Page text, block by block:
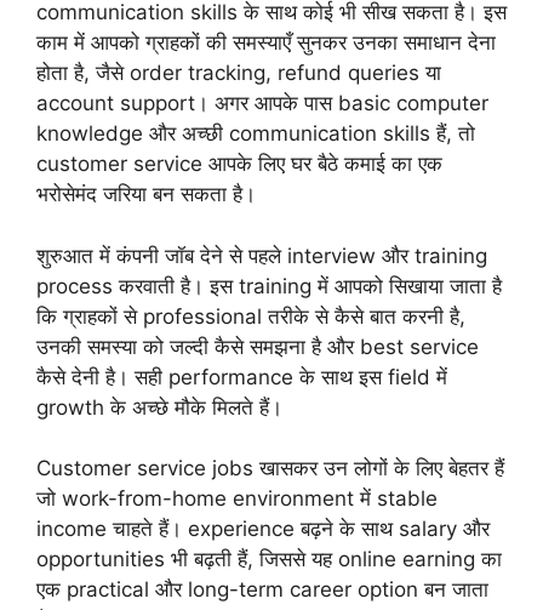
communication skills के साथ कोई भी सीख सकता है। इस
काम में आपको ग्राहकों की समस्याएँ सुनकर उनका समाधान देना
होता है, जैसे order tracking, refund queries या
account support। अगर आपके पास basic computer
knowledge और अच्छी communication skills हैं, तो
customer service आपके लिए घर बैठे कमाई का एक
भरोसेमंद जरिया बन सकता है।
शुरुआत में कंपनी जॉब देने से पहले interview और training
process करवाती है। इस training में आपको सिखाया जाता है
कि ग्राहकों से professional तरीके से कैसे बात करनी है,
उनकी समस्या को जल्दी कैसे समझना है और best service
कैसे देनी है। सही performance के साथ इस field में
growth के अच्छे मौके मिलते हैं।
Customer service jobs खासकर उन लोगों के लिए बेहतर हैं
जो work-from-home environment में stable
income चाहते हैं। experience बढ़ने के साथ salary और
opportunities भी बढ़ती हैं, जिससे यह online earning का
एक practical और long-term career option बन जाता